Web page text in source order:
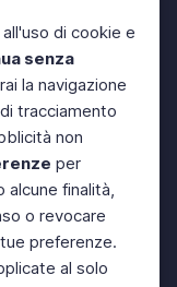
di cookie e
senza
la navigazione
tracciamento
non
per
alcune finalità,
o revocare
preferenze.
al solo